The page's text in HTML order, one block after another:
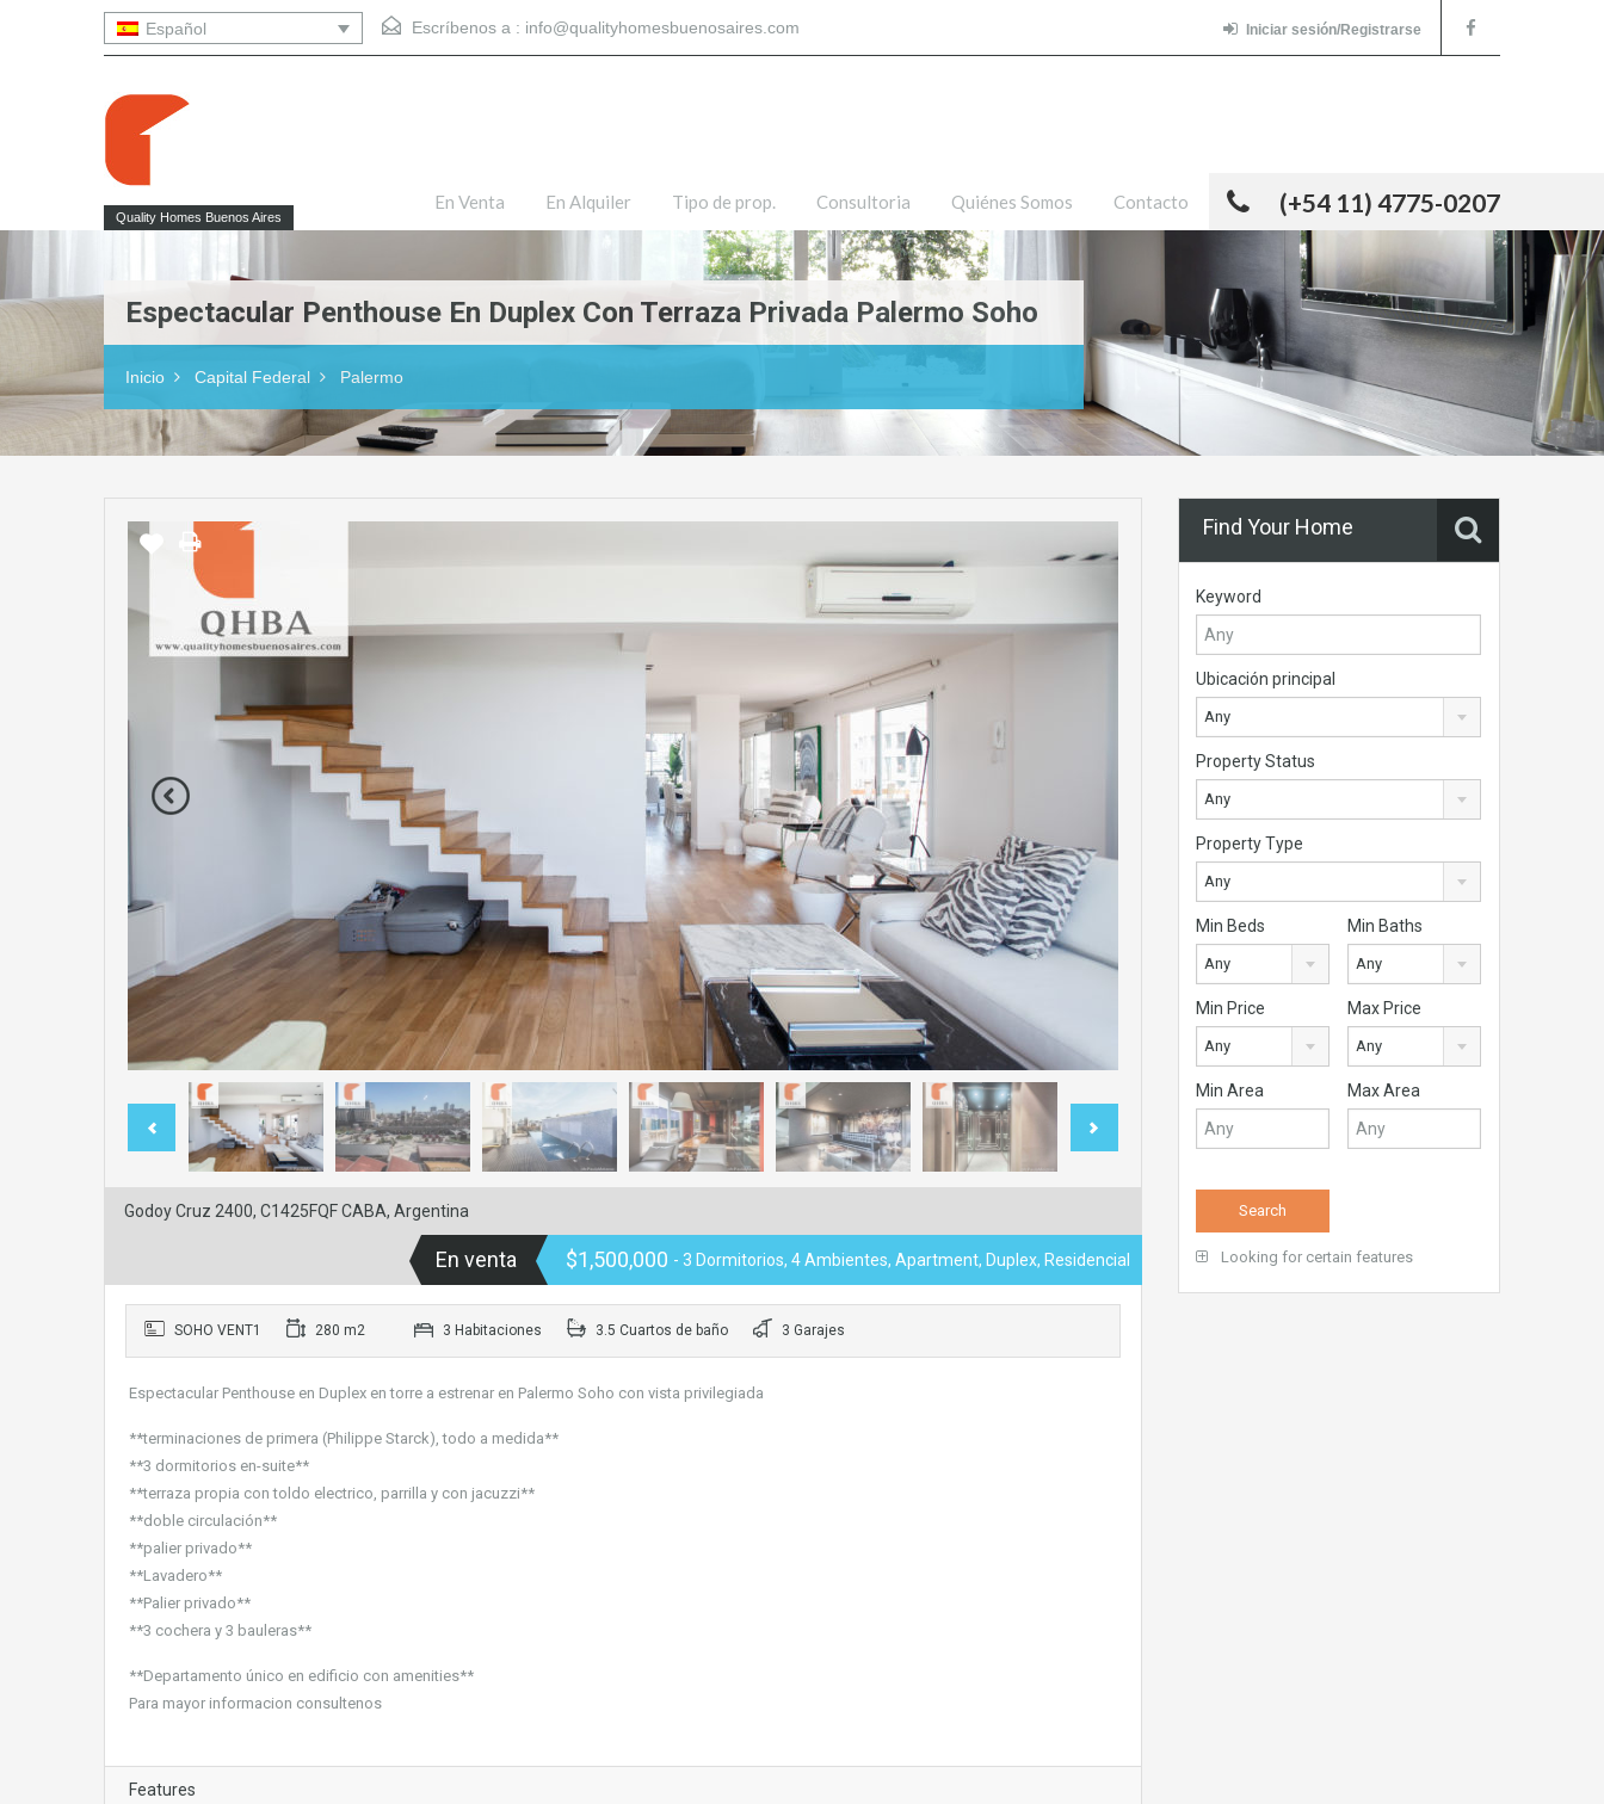
Español Escríbenos a : info@qualityhomesbuenosaires.com Iniciar sesión/Registrarse
Quality Homes Buenos Aires (+54 11) 4775-0207
En Venta En Alquiler Tipo de prop. Consultoria Quiénes Somos Contacto
Espectacular Penthouse En Duplex Con Terraza Privada Palermo Soho
Inicio Capital Federal Palermo
Godoy Cruz 2400, C1425FQF CABA, Argentina
En venta $1,500,000 - 3 Dormitorios, 4 Ambientes, Apartment, Duplex, Residencial
SOHO VENT1 280 m2 3 Habitaciones 3.5 Cuartos de baño 3 Garajes
Espectacular Penthouse en Duplex en torre a estrenar en Palermo Soho con vista privilegiada
**terminaciones de primera (Philippe Starck), todo a medida**
**3 dormitorios en-suite**
**terraza propia con toldo electrico, parrilla y con jacuzzi**
**doble circulación**
**palier privado**
**Lavadero**
**Palier privado**
**3 cochera y 3 bauleras**
**Departamento único en edificio con amenities**
Para mayor informacion consultenos
Features
Find Your Home
Keyword
Ubicación principal
Any
Property Status
Any
Property Type
Any
Min Beds
Any
Min Baths
Any
Min Price
Any
Max Price
Any
Min Area Max Area
Looking for certain features